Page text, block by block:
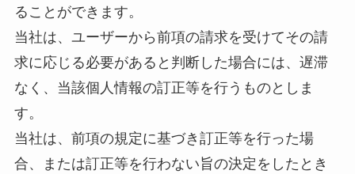
ることができます。
当社は、ユーザーから前項の請求を受けてその請
求に応じる必要があると判断した場合には、遅滞
なく、当該個人情報の訂正等を行うものとしま
す。
当社は、前項の規定に基づき訂正等を行った場
合、または訂正等を行わない旨の決定をしたとき